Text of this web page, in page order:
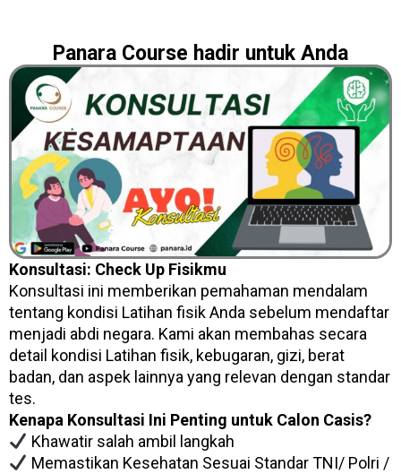
Panara Course hadir untuk Anda
Konsultasi: Check Up Fisikmu
Konsultasi ini memberikan pemahaman mendalam
tentang kondisi Latihan fisik Anda sebelum mendaftar
menjadi abdi negara. Kami akan membahas secara
detail kondisi Latihan fisik, kebugaran, gizi, berat
badan, dan aspek lainnya yang relevan dengan standar
tes.
Kenapa Konsultasi Ini Penting untuk Calon Casis?
Khawatir salah ambil langkah
Memastikan Kesehatan Sesuai Standar TNI/ Polri /